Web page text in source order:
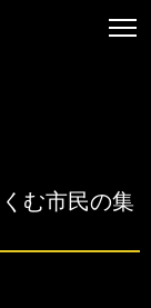
む市民の集